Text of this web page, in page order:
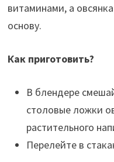
витаминами, а
основу.
Как приготовить?
В блендере
столовые ложки
растительного
Перелейте в